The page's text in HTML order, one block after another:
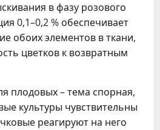
в фазу розового
0,1–0,2 % обеспечивает
обоих элементов в ткани,
цветков к возвратным
плодовых – тема спорная,
культуры чувствительны
реагируют на него